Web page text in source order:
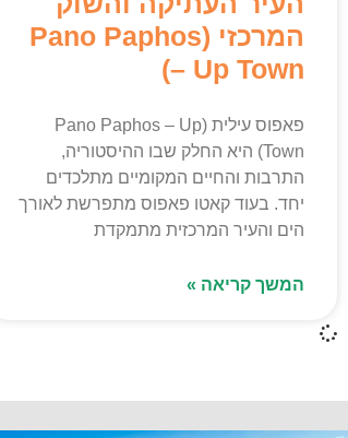
המרכזי (Pano Paphos
– Up Town)
פאפוס עילית (Pano Paphos – Up
Town) היא החלק שבו ההיסטוריה,
התרבות והחיים המקומיים מתלכדים
יחד. בעוד קאטו פאפוס מתפרשת לאורך
הים והעיר המרכזית מתמקדת
המשך קריאה »